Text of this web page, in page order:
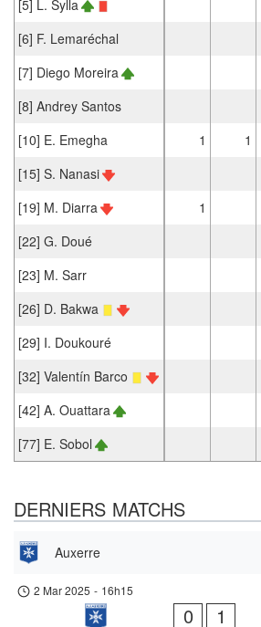
[5] L. Sylla
[6] F. Lemaréchal
[7] Diego Moreira
[8] Andrey Santos
[10] E. Emegha
1 1
[15] S. Nanasi
[19] M. Diarra
1
[22] G. Doué
[23] M. Sarr
[26] D. Bakwa
[29] I. Doukouré
[32] Valentín Barco
[42] A. Ouattara
[77] E. Sobol
DERNIERS MATCHS
Auxerre
2 Mar 2025 - 16h15
0 1